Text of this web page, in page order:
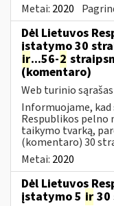
Metai: 2020
Dėl Lietuvos
įstatymo 30
ir...56-2
(komentaro)
Web turinio sąrašas
Informuojame,
Respublikos pelno
taikymo tvarką,
(komentaro) 30
Metai: 2020
Dėl Lietuvos
įstatymo 5 ir